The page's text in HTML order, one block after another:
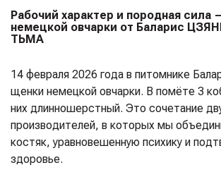
Рабочий характер и породная сила
немецкой овчарки от Баларис
ТЬМА
14 февраля 2026 года в питомнике
щенки немецкой овчарки. В помёте 3
них длинношерстный. Это сочетание
производителей, в которых мы
костяк, уравновешенную психику и
здоровье.